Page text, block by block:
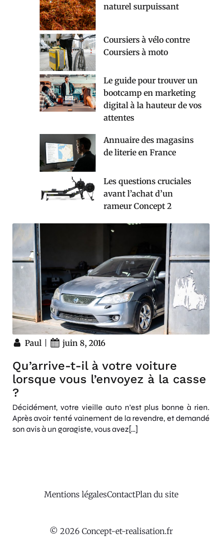
naturel surpuissant
Coursiers à vélo contre
Coursiers à moto
Le guide pour trouver un
bootcamp en marketing
digital à la hauteur de vos
attentes
Annuaire des magasins
de literie en France
Les questions cruciales
avant l’achat d’un
rameur Concept 2
Paul juin 8, 2016
Qu’arrive-t-il à votre voiture
lorsque vous l’envoyez à la casse
?
Décidément, votre vieille auto n’est plus bonne à rien.
Après avoir tenté vainement de la revendre, et demandé
son avis à un garagiste, vous avez[…]
© 2026 Concept-et-realisation.fr
Mentions légalesContactPlan du site